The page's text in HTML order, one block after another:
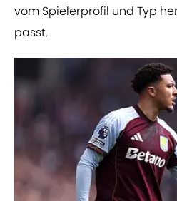
vom Spielerprofil und Typ
passt.